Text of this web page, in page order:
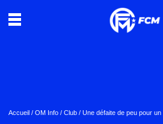
Accueil / OM Info / Club / Une défaite de peu pour un